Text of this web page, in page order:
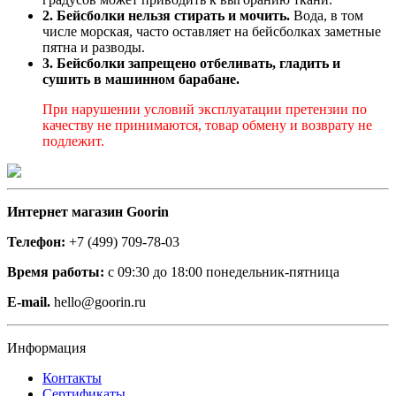
2. Бейсболки нельзя стирать и мочить. Вода, в том
числе морская, часто оставляет на бейсболках заметные
пятна и разводы.
3. Бейсболки запрещено отбеливать, гладить и
сушить в машинном барабане.
При нарушении условий эксплуатации претензии по
качеству не принимаются, товар обмену и возврату не
подлежит.
Интернет магазин Goorin
Телефон: +7 (499) 709-78-03
Время работы: с 09:30 до 18:00 понедельник-пятница
E-mail. hello@goorin.ru
Информация
Контакты